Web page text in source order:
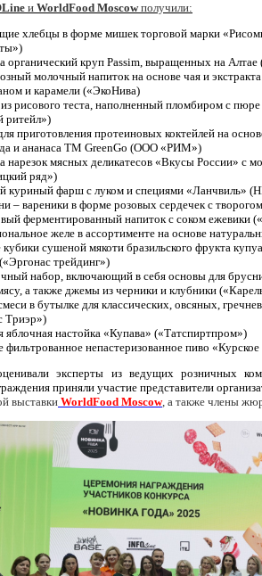
и WorldFood Moscow получили:
хлебцы в форме мишек торговой марки
органический круп Passim, выращенных на Алтае
молочный напиток на основе чая и
и карамели («ЭкоНива)
рисового теста, наполненный пломбиром с
ритейл»)
приготовления протеиновых коктейлей на
и ананаса ТМ GreenGo (ООО «РИМ»)
нарезок мясных деликатесов «Вкусы России» с
ряд»)
куриный фарш с луком и специями «Ланчвиль»
– вареники в форме розовых сердечек с
ферментированный напиток с соком ежевики
желе в ассортименте на основе
сушеной мякоти бразильского фрукта
трейдинг»)
набор, включающий в себя основы для
а также джемы из черники и клубники
в бутылке для классических, овсяных,
Триэр»)
яблочная настойка «Купава» («Татспиртпром»)
фильтрованное непастеризованное пиво
эксперты из ведущих розничных
приняли участие представители
выставки WorldFood Moscow, а также члены